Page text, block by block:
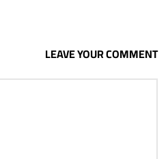
LEAVE YOUR COMMENT